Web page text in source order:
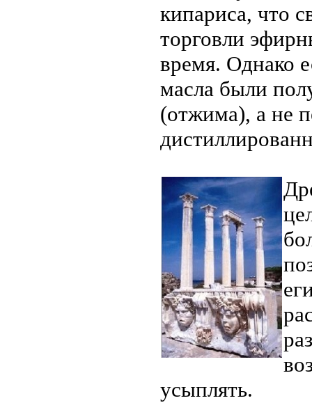
кипариса, что
торговли
время. Однако
масла были
(отжима), а не
усыплять.